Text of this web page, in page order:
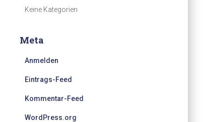
Keine Kategorien
Meta
Anmelden
Eintrags-Feed
Kommentar-Feed
WordPress.org